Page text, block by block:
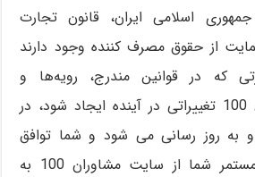
اسلامی ایران، قانون تجارت
از حقوق مصرف کننده وجود دارند
که در قوانین مندرج، رویه‏‌ها و
سرویس‏‌های مشاوران 100 تغییراتی در آینده ایجاد شود، در
به روز رسانی می شود و شما توافق
می‏‌کنید که استفاده مستمر شما از سایت مشاوران 100 به